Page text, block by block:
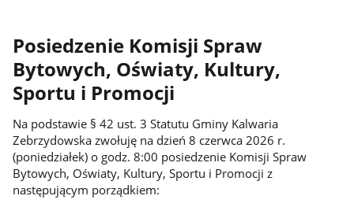
Posiedzenie Komisji Spraw
Bytowych, Oświaty, Kultury,
Sportu i Promocji
Na podstawie § 42 ust. 3 Statutu Gminy Kalwaria
Zebrzydowska zwołuję na dzień 8 czerwca 2026 r.
(poniedziałek) o godz. 8:00 posiedzenie Komisji Spraw
Bytowych, Oświaty, Kultury, Sportu i Promocji z
następującym porządkiem: